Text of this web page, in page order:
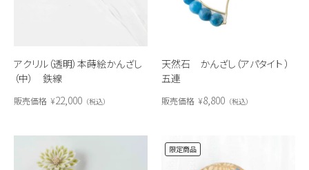
アクリル（透明）本蒔絵かんざし
（中） 鉄線
販売価格 ¥22,000 税込
天然石 かんざし（アパタイト ）
五連
販売価格 ¥8,800 税込
限定商品